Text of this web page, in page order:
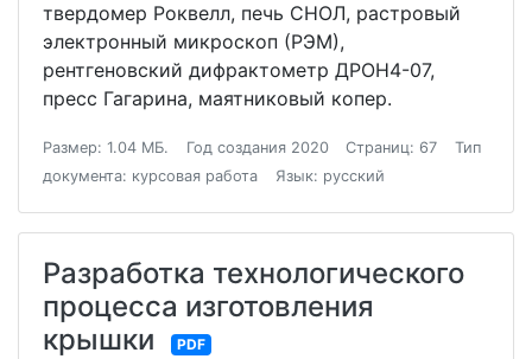
твердомер Роквелл, печь СНОЛ, растровый
электронный микроскоп (РЭМ),
рентгеновский дифрактометр ДРОН4-07,
пресс Гагарина, маятниковый копер.
Размер: 1.04 МБ. Год создания 2020 Страниц: 67
Тип
документа: курсовая работа
Язык: русский
Разработка технологического
процесса изготовления
крышки
PDF